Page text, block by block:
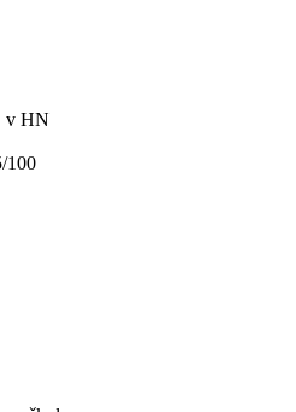
v HN
100